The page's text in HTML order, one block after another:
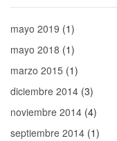
mayo 2019 (1)
mayo 2018 (1)
marzo 2015 (1)
diciembre 2014 (3)
noviembre 2014 (4)
septiembre 2014 (1)